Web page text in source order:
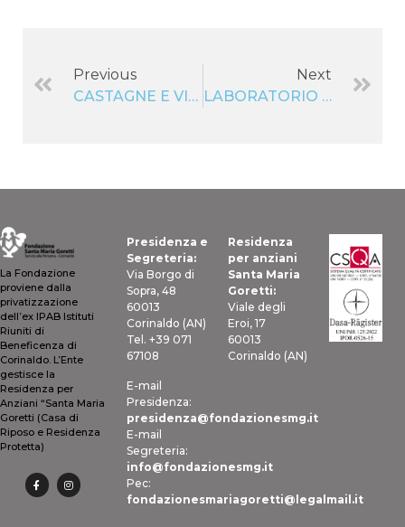
Previous
CASTAGNE E VIN BRULÈ
Next
LABORATORIO PASQUALE
La Fondazione
proviene dalla
privatizzazione
dell’ex IPAB Istituti
Riuniti di
Beneficenza di
Corinaldo. L’Ente
gestisce la
Residenza per
Anziani “Santa Maria
Goretti (Casa di
Riposo e Residenza
Protetta)
Presidenza e
Segreteria:
Via Borgo di
Sopra, 48
60013
Corinaldo (AN)
Tel. +39 071
67108
E-mail
Presidenza:
presidenza@fondazionesmg.it
E-mail
Segreteria:
info@fondazionesmg.it
Pec:
fondazionesmariagoretti@legalmail.it
Residenza
per anziani
Santa Maria
Goretti:
Viale degli
Eroi, 17
60013
Corinaldo (AN)